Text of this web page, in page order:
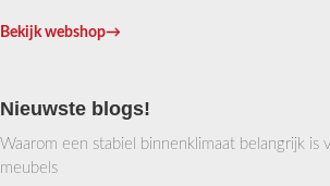
Bekijk webshop→
Nieuwste blogs!
Waarom een stabiel binnenklimaat belangrijk is
meubels